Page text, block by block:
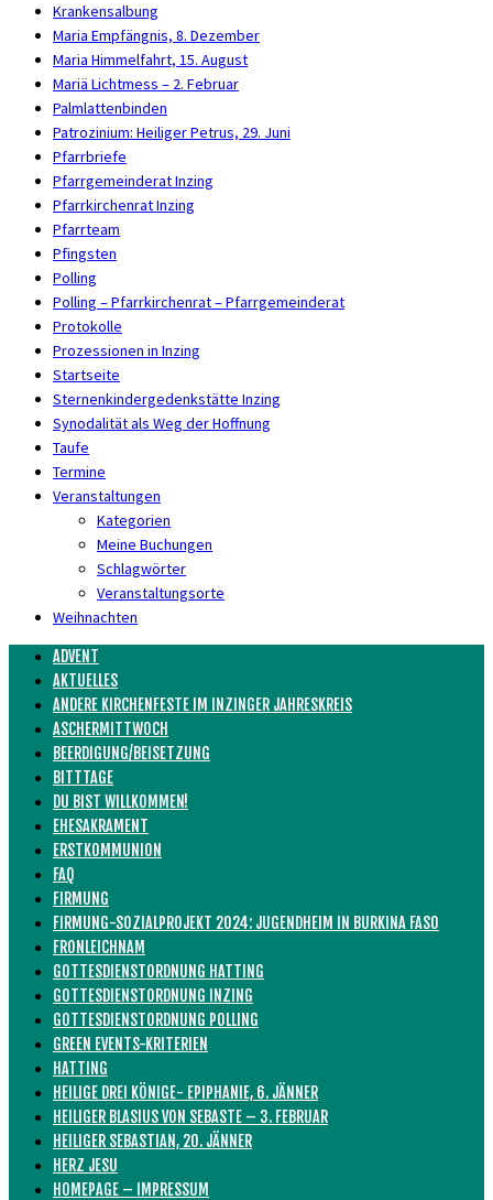
Krankensalbung
Maria Empfängnis, 8. Dezember
Maria Himmelfahrt, 15. August
Mariä Lichtmess – 2. Februar
Palmlattenbinden
Patrozinium: Heiliger Petrus, 29. Juni
Pfarrbriefe
Pfarrgemeinderat Inzing
Pfarrkirchenrat Inzing
Pfarrteam
Pfingsten
Polling
Polling – Pfarrkirchenrat – Pfarrgemeinderat
Protokolle
Prozessionen in Inzing
Startseite
Sternenkindergedenkstätte Inzing
Synodalität als Weg der Hoffnung
Taufe
Termine
Veranstaltungen
Kategorien
Meine Buchungen
Schlagwörter
Veranstaltungsorte
Weihnachten
ADVENT
AKTUELLES
ANDERE KIRCHENFESTE IM INZINGER JAHRESKREIS
ASCHERMITTWOCH
BEERDIGUNG/BEISETZUNG
BITTTAGE
DU BIST WILLKOMMEN!
EHESAKRAMENT
ERSTKOMMUNION
FAQ
FIRMUNG
FIRMUNG-SOZIALPROJEKT 2024: JUGENDHEIM IN BURKINA FASO
FRONLEICHNAM
GOTTESDIENSTORDNUNG HATTING
GOTTESDIENSTORDNUNG INZING
GOTTESDIENSTORDNUNG POLLING
GREEN EVENTS-KRITERIEN
HATTING
HEILIGE DREI KÖNIGE- EPIPHANIE, 6. JÄNNER
HEILIGER BLASIUS VON SEBASTE – 3. FEBRUAR
HEILIGER SEBASTIAN, 20. JÄNNER
HERZ JESU
HOMEPAGE – IMPRESSUM